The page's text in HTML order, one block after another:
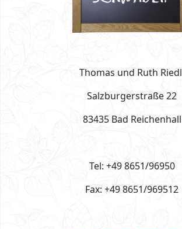
Thomas und Ruth Riedl
Salzburgerstraße 22
83435 Bad Reichenhall
Tel: +49 8651/96950
Fax: +49 8651/969512